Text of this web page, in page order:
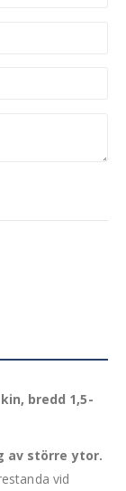
bredd 1,5-
av större ytor.
vid